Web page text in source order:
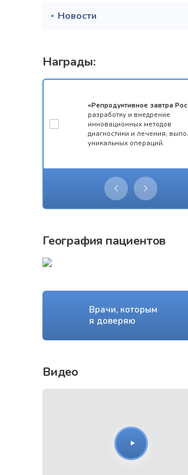
Новости
Награды:
«Репродуктивное завтра
разработку и внедрение
инновационных методов
диагностики и лечения,
уникальных операций.
География пациентов
Врачи, которым
я доверяю
Видео